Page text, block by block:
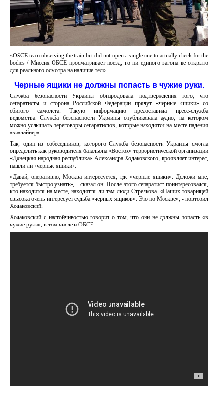
«OSCE team observing the train but did not open a single one to actually check for the
bodies / Миссия ОБСЕ просматривает поезд, но ни единого вагона не открыто
для реального осмотра на наличие тел».
Черные ящики не должны попасть в чужие руки.
Служба безопасности Украины обнародовала подтверждения того, что
сепаратисты и сторона Российской Федерации прячут «черные ящики» со
сбитого самолета. Такую информацию предоставила пресс-служба
ведомства. Служба безопасности Украины опубликовала аудио, на котором
можно услышать переговоры сепаратистов, которые находятся на месте падения
авиалайнера.
Так, один из собеседников, которого Служба безопасности Украины смогла
определить как руководителя батальона «Восток» террористической организации
«Донецкая народная республика» Александра Ходаковского, проявляет интерес,
нашли ли «черные ящики».
«Давай, оперативно, Москва интересуется, где «черные ящики». Доложи мне,
требуется быстро узнать», - сказал он. После этого сепаратист поинтересовался,
кто находится на месте, находятся ли там люди Стрелкова. «Наших товарищей
свысока очень интересует судьба «черных ящиков». Это по Москве», - повторил
Ходаковский.
Ходаковский с настойчивостью говорит о том, что они не должны попасть «в
чужие руки», в том числе и ОБСЕ.